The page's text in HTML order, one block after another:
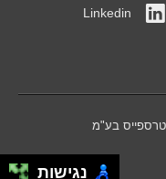
Linkedin
נגישות